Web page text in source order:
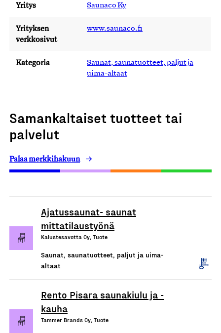
Yritys Saunaco Ky
Yrityksen
verkkosivut
www.saunaco.fi
Kategoria
Saunat, saunatuotteet, paljut ja
uima-altaat
Samankaltaiset tuotteet tai
palvelut
Palaa merkkihakuun
Ajatussaunat- saunat
mittatilaustyönä
Kalustesavotta Oy, Tuote
Saunat, saunatuotteet, paljut ja uima-
altaat
Rento Pisara saunakiulu ja -
kauha
Tammer Brands Oy, Tuote